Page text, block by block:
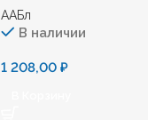
ААБл
В наличии
1 208,00 ₽